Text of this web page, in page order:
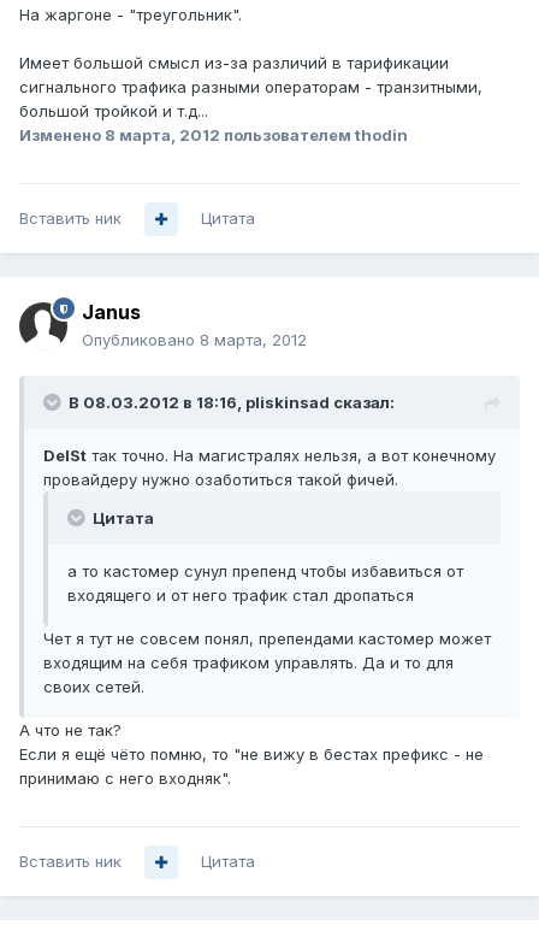
На жаргоне - "треугольник".
Имеет большой смысл из-за различий в тарификации
сигнального трафика разными операторам - транзитными,
большой тройкой и т.д...
Изменено 8 марта, 2012 пользователем thodin
Вставить ник Цитата
Janus
Опубликовано 8 марта, 2012
В 08.03.2012 в 18:16, pliskinsad сказал:
DelSt так точно. На магистралях нельзя, а вот конечному
провайдеру нужно озаботиться такой фичей.
Цитата
а то кастомер сунул препенд чтобы избавиться от
входящего и от него трафик стал дропаться
Чет я тут не совсем понял, препендами кастомер может
входящим на себя трафиком управлять. Да и то для
своих сетей.
А что не так?
Если я ещё чёто помню, то "не вижу в бестах префикс - не
принимаю с него входняк".
Вставить ник Цитата